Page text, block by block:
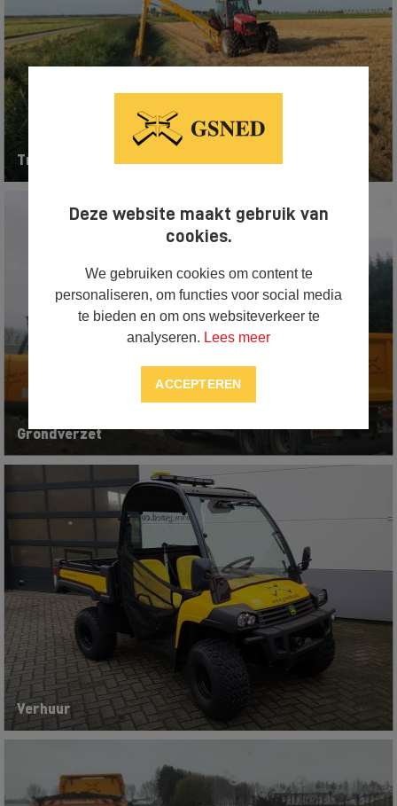
Deze website maakt gebruik van
cookies.
We gebruiken cookies om content te
personaliseren, om functies voor social media
te bieden en om ons websiteverkeer te
analyseren. Lees meer
ACCEPTEREN
Tractoren, maai- en snoeimachines
Grondverzet
Verhuur